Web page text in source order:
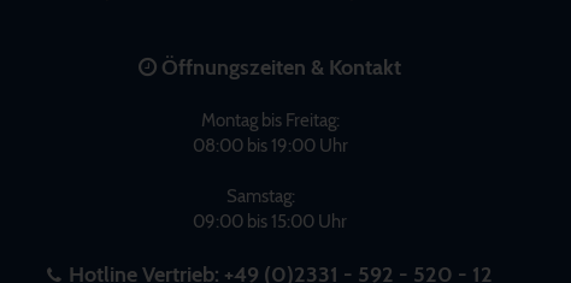
Öffnungszeiten & Kontakt
Montag bis Freitag:
08:00 bis 19:00 Uhr
Samstag:
09:00 bis 15:00 Uhr
Hotline Vertrieb: +49 (0)2331 - 592 - 520 - 12